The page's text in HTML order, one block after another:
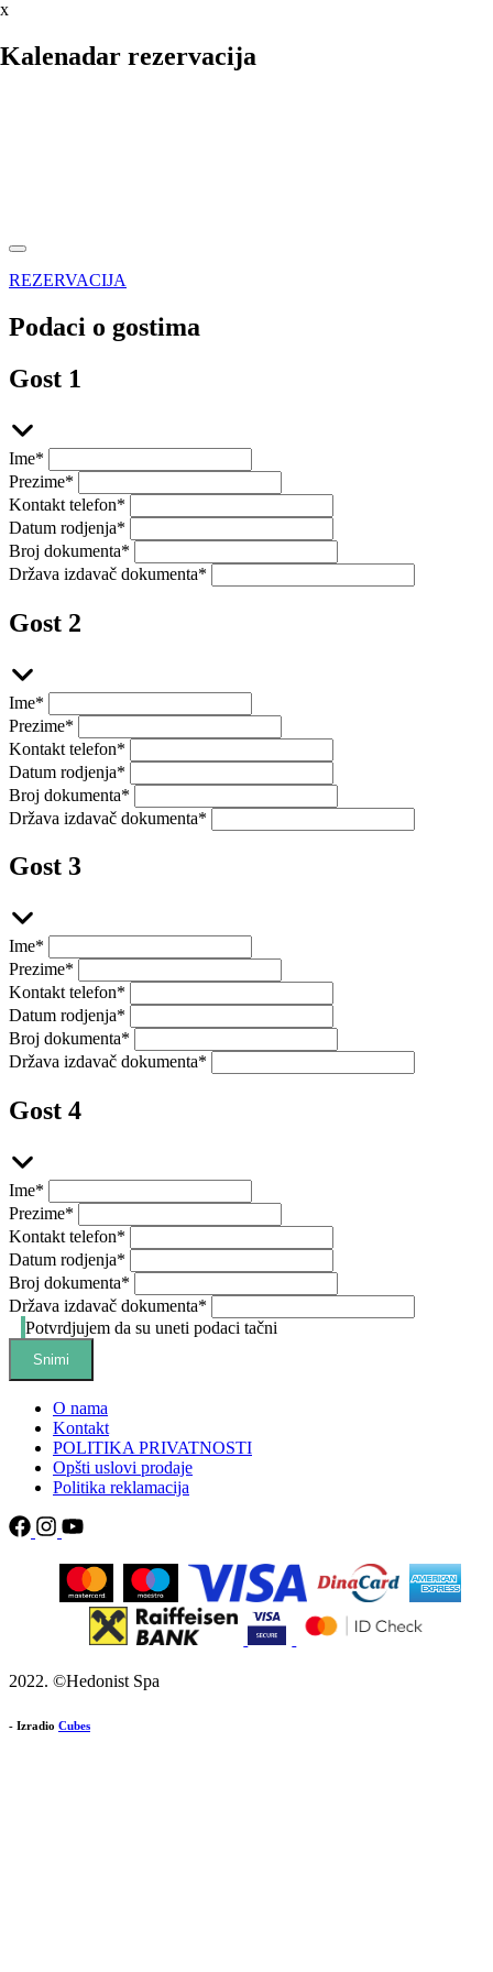
REZERVACIJA
Podaci o gostima
Gost 1
Ime*
Prezime*
Kontakt telefon*
Datum rodjenja*
Broj dokumenta*
Država izdavač dokumenta*
Gost 2
Ime*
Prezime*
Kontakt telefon*
Datum rodjenja*
Broj dokumenta*
Država izdavač dokumenta*
Gost 3
Ime*
Prezime*
Kontakt telefon*
Datum rodjenja*
Broj dokumenta*
Država izdavač dokumenta*
Gost 4
Ime*
Prezime*
Kontakt telefon*
Datum rodjenja*
Broj dokumenta*
Država izdavač dokumenta*
Potvrdjujem da su uneti podaci tačni
Snimi
O nama
Kontakt
POLITIKA PRIVATNOSTI
Opšti uslovi prodaje
Politika reklamacija
2022. ©Hedonist Spa
- Izradio Cubes
x
Kalenadar rezervacija